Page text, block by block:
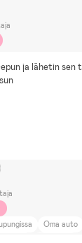
ja lähetin sen
Oma auto